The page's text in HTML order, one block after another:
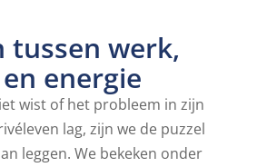
tussen werk,
energie
wist of het probleem in zijn
lag, zijn we de puzzel
leggen. We bekeken onder